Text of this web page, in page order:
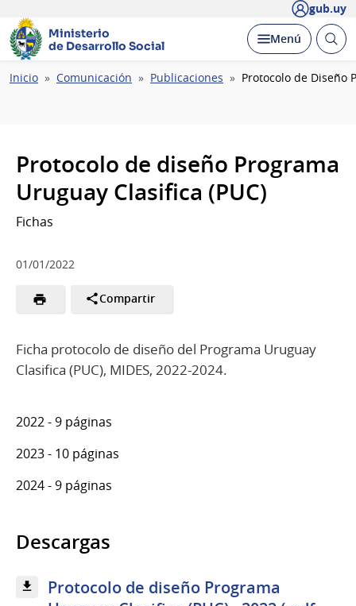
gub.uy
Ministerio
de Desarrollo Social
Desplegar
Menú Abrir
Ruta
Inicio Comunicación Publicaciones Protocolo de Diseño
Protocolo de diseño Programa
Uruguay Clasifica (PUC)
Fichas
01/01/2022
Compartir
Ficha protocolo de diseño del Programa Uruguay
Clasifica (PUC), MIDES, 2022-2024.
2022 - 9 páginas
2023 - 10 páginas
2024 - 9 páginas
Descargas
Protocolo de diseño Programa